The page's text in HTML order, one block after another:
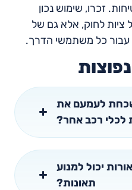
זכרו, שימוש נכון
ציות לחוק, אלא גם של
כל משתמשי הדרך.
לעמעם את
לכלי רכב אחר?
יכול למנוע
תאונות?